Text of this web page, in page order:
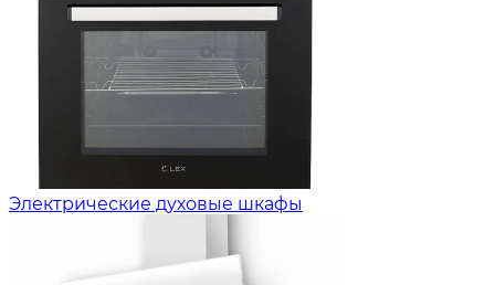
Электрические духовые шкафы